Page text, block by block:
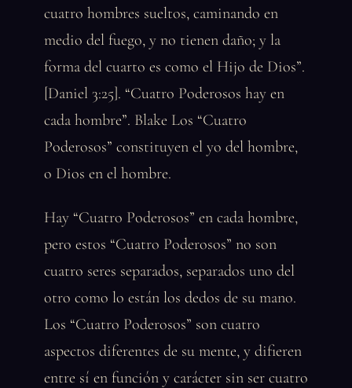
cuatro hombres sueltos, caminando en
medio del fuego, y no tienen daño; y la
forma del cuarto es como el Hijo de Dios”.
[Daniel 3:25]. “Cuatro Poderosos hay en
cada hombre”. Blake Los “Cuatro
Poderosos” constituyen el yo del hombre,
o Dios en el hombre.
Hay “Cuatro Poderosos” en cada hombre,
pero estos “Cuatro Poderosos” no son
cuatro seres separados, separados uno del
otro como lo están los dedos de su mano.
Los “Cuatro Poderosos” son cuatro
aspectos diferentes de su mente, y difieren
entre sí en función y carácter sin ser cuatro